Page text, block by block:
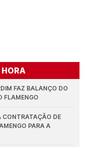
FAZ BALANÇO DO
FLAMENGO
CONTRATAÇÃO DE
PARA A